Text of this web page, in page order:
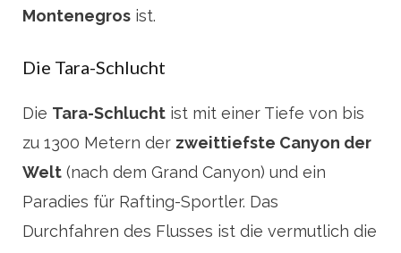
Montenegros ist.
Die Tara-Schlucht
Die Tara-Schlucht ist mit einer Tiefe von bis
zu 1300 Metern der zweittiefste Canyon der
Welt (nach dem Grand Canyon) und ein
Paradies für Rafting-Sportler. Das
Durchfahren des Flusses ist die vermutlich die